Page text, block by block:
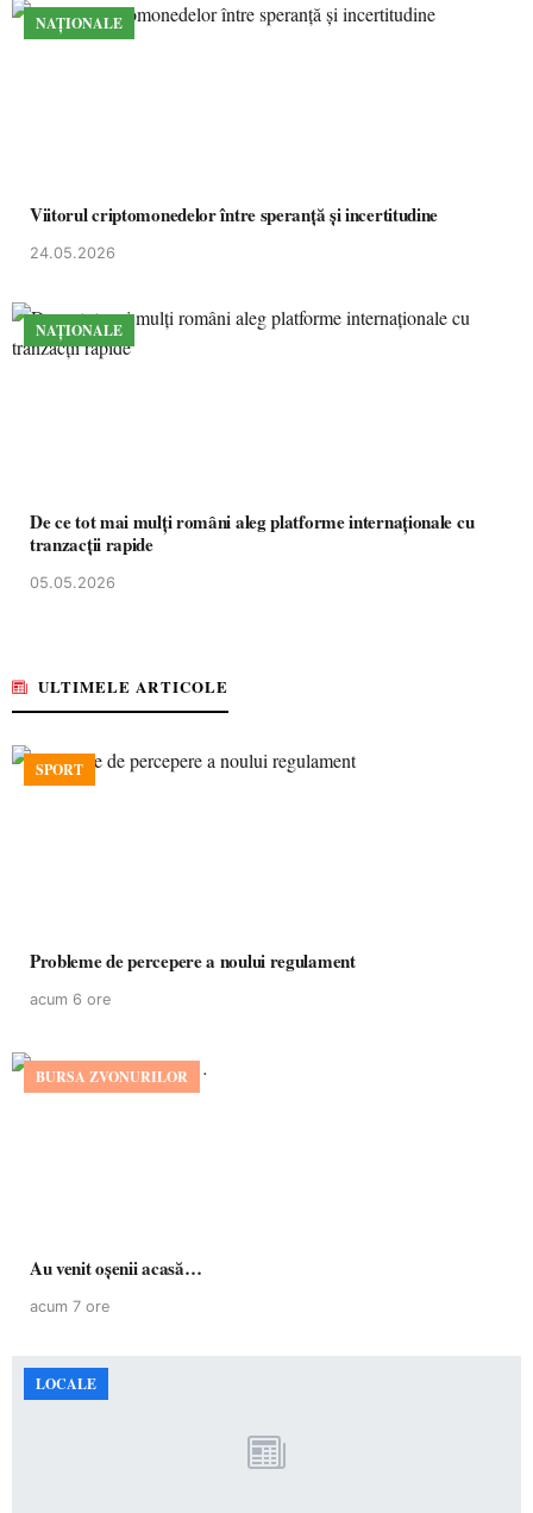
NAȚIONALE
Viitorul criptomonedelor între speranță și incertitudine
24.05.2026
NAȚIONALE
De ce tot mai mulți români aleg platforme internaționale cu
tranzacții rapide
05.05.2026
ULTIMELE ARTICOLE
SPORT
Probleme de percepere a noului regulament
acum 6 ore
BURSA ZVONURILOR
Au venit oșenii acasă…
acum 7 ore
LOCALE